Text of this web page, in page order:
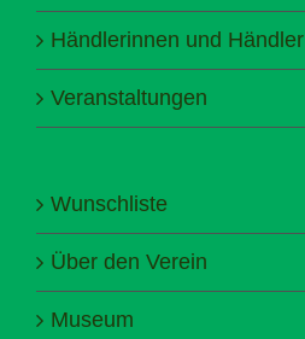
Händlerinnen und Händler
Veranstaltungen
Wunschliste
Über den Verein
Museum